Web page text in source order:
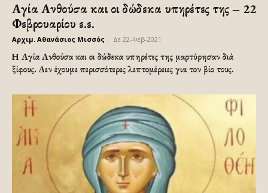
Αγία Ανθούσα και οι δώδεκα υπηρέτες της – 22
Φεβρουαρίου ε.ε.
Αρχιμ. Αθανάσιος Μισσός Δε 22-Φεβ-2021
Η Αγία Ανθούσα και οι δώδεκα υπηρέτες της μαρτύρησαν διά
ξίφους. Δεν έχουμε περισσότερες λεπτομέρειες για τον βίο τους.